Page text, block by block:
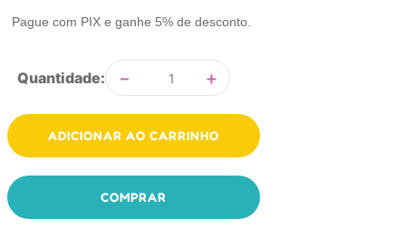
Pague com PIX e ganhe 5% de desconto.
Quantidade ＋
－
ADICIONAR AO CARRINHO
COMPRAR